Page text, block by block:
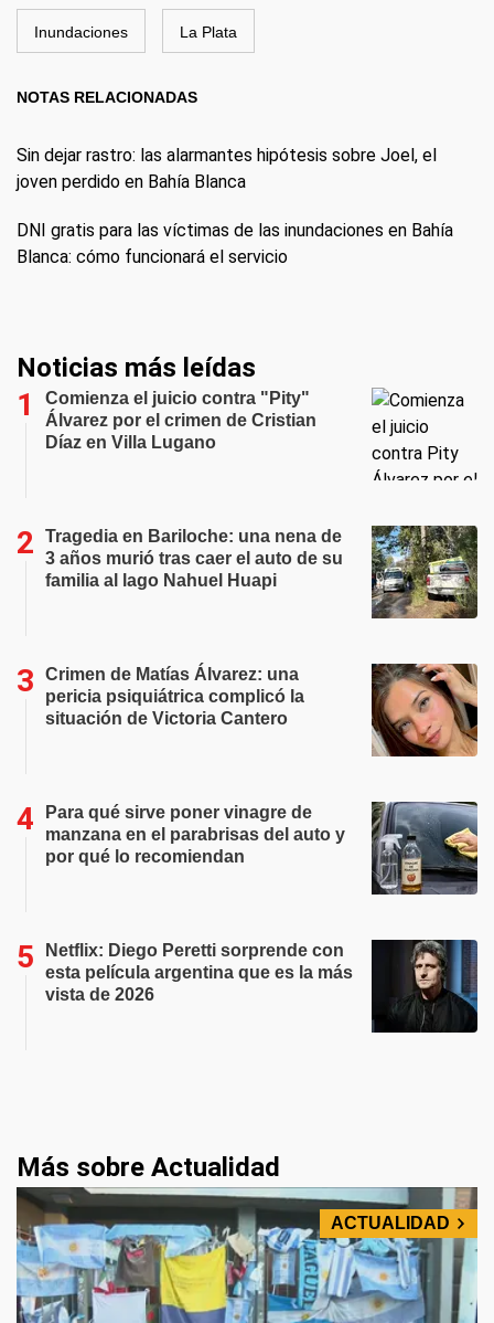
Inundaciones La Plata
NOTAS RELACIONADAS
Sin dejar rastro: las alarmantes hipótesis sobre Joel, el
joven perdido en Bahía Blanca
DNI gratis para las víctimas de las inundaciones en Bahía
Blanca: cómo funcionará el servicio
Noticias más leídas
Comienza el juicio contra "Pity"
Álvarez por el crimen de Cristian
Díaz en Villa Lugano
Tragedia en Bariloche: una nena de
3 años murió tras caer el auto de su
familia al lago Nahuel Huapi
Crimen de Matías Álvarez: una
pericia psiquiátrica complicó la
situación de Victoria Cantero
Para qué sirve poner vinagre de
manzana en el parabrisas del auto y
por qué lo recomiendan
Netflix: Diego Peretti sorprende con
esta película argentina que es la más
vista de 2026
Más sobre Actualidad
ACTUALIDAD